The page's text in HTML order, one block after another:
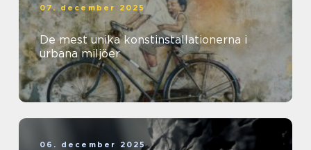
07. december 2025
De mest unika konstinstallationerna i
urbana miljöer
06. december 2025